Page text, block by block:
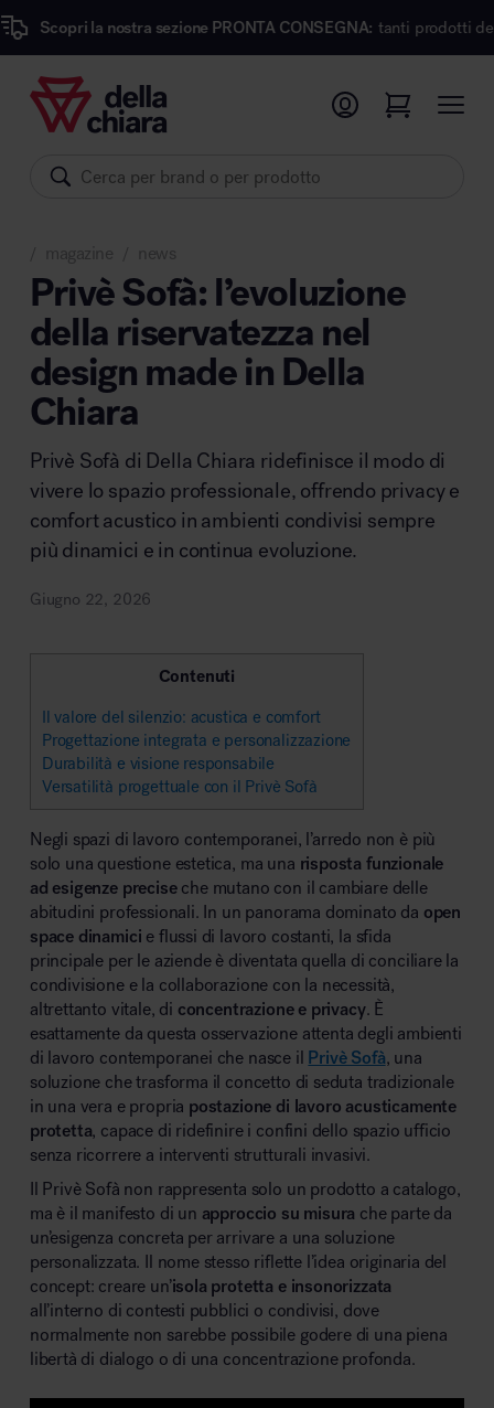
nostra sezione PRONTA CONSEGNA: tanti prodotti dei migliori
Prodotti
Pronta Consegna
Sedute
Arredi
Pareti divisorie
Comfort acustico
Accessori
Illuminazione
Ambienti
Arredo area operativa
Area riunione e convegni
Area lounge e attesa
Area outdoor
Area hospitality
Brand
magazine news
Privè Sofà: l’evoluzione
della riservatezza nel
design made in Della
Chiara
Privè Sofà di Della Chiara ridefinisce il modo di
vivere lo spazio professionale, offrendo privacy e
comfort acustico in ambienti condivisi sempre
più dinamici e in continua evoluzione.
Giugno 22, 2026
Contenuti
Il valore del silenzio: acustica e comfort
Progettazione integrata e personalizzazione
Durabilità e visione responsabile
Versatilità progettuale con il Privè Sofà
Negli spazi di lavoro contemporanei, l’arredo non è più
solo una questione estetica, ma una risposta funzionale
ad esigenze preciseche mutano con il cambiare delle
abitudini professionali. In un panorama dominato da open
space dinamici e flussi di lavoro costanti, la sfida
principale per le aziende è diventata quella di conciliare la
condivisione e la collaborazione con la necessità,
altrettanto vitale, di concentrazione e privacy. È
esattamente da questa osservazione attenta degli ambienti
di lavoro contemporanei che nasce il Privè Sofà, una
soluzione che trasforma il concetto di seduta tradizionale
in una vera e propria postazione di lavoro acusticamente
protetta, capace di ridefinire i confini dello spazio ufficio
senza ricorrere a interventi strutturali invasivi.
Il Privè Sofà non rappresenta solo un prodotto a catalogo,
ma è il manifesto di un approccio su misura che parte da
un’esigenza concreta per arrivare a una soluzione
personalizzata. Il nome stesso riflette l’idea originaria del
concept: creare un’isola protetta e insonorizzata
all’interno di contesti pubblici o condivisi, dove
normalmente non sarebbe possibile godere di una piena
libertà di dialogo o di una concentrazione profonda.